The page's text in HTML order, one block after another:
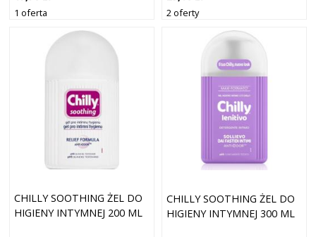
1 oferta
INTIMA 100 ML
2 oferty
CHILLY SOOTHING ŻEL DO
HIGIENY INTYMNEJ 200 ML
CHILLY SOOTHING ŻEL DO
HIGIENY INTYMNEJ 300 ML